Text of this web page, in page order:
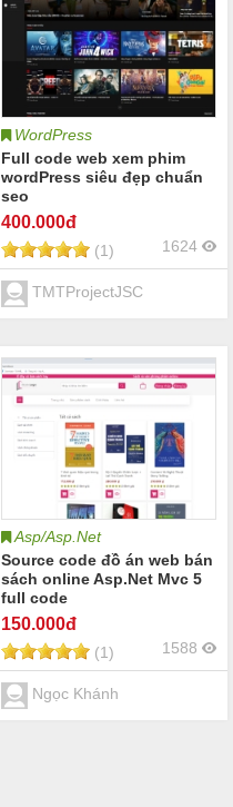
WordPress
Full code web xem phim
wordPress siêu đẹp chuẩn
seo
400.000đ
(1) 1624
TMTProjectJSC
Asp/Asp.Net
Source code đồ án web bán
sách online Asp.Net Mvc 5
full code
150.000đ
(1) 1588
Ngọc Khánh